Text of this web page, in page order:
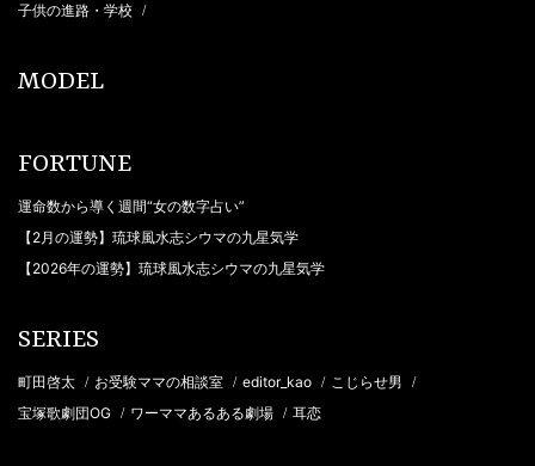
子供の進路・学校 /
MODEL
FORTUNE
運命数から導く週間“女の数字占い”
【2月の運勢】琉球風水志シウマの九星気学
【2026年の運勢】琉球風水志シウマの九星気学
SERIES
町田啓太 / お受験ママの相談室 / editor_kao / こじらせ男 /
宝塚歌劇団OG / ワーママあるある劇場 / 耳恋